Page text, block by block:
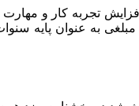
تجربه کار و